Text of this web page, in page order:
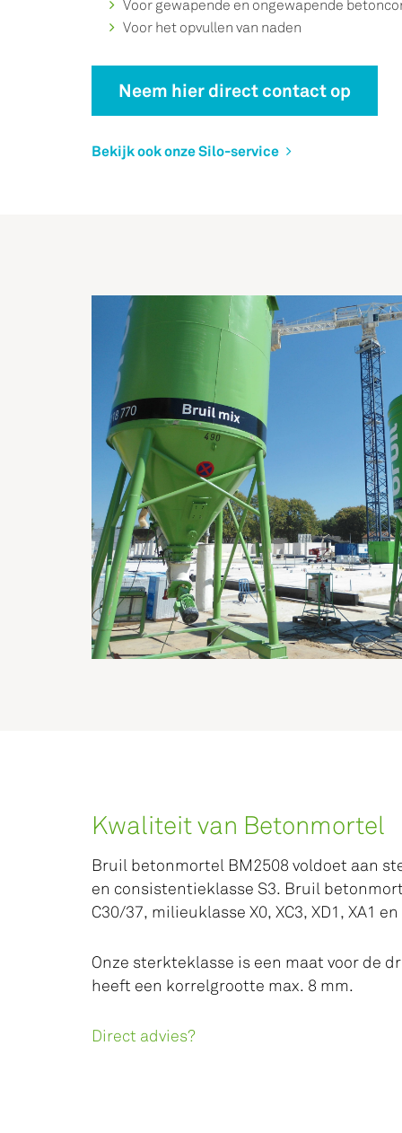
Voor gewapende en ongewapende
Voor het opvullen van naden
Neem hier direct contact op
Bekijk ook onze Silo-service
Kwaliteit van Betonmortel
Bruil betonmortel BM2508 voldoet aan
en consistentieklasse S3. Bruil
C30/37, milieuklasse X0, XC3, XD1, XA1
Onze sterkteklasse is een maat voor de
heeft een korrelgrootte max. 8 mm.
Direct advies?